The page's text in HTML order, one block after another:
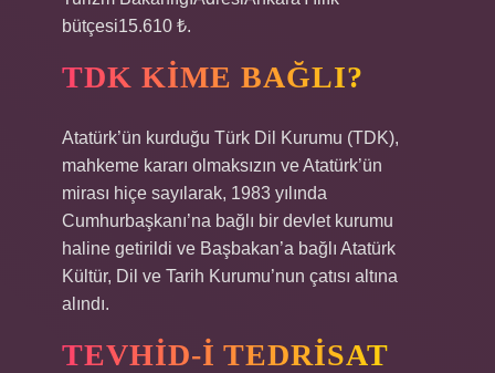
bütçesi15.610 ₺.
TDK KIME BAĞLI?
Atatürk’ün kurduğu Türk Dil Kurumu (TDK),
mahkeme kararı olmaksızın ve Atatürk’ün
mirası hiçe sayılarak, 1983 yılında
Cumhurbaşkanı’na bağlı bir devlet kurumu
haline getirildi ve Başbakan’a bağlı Atatürk
Kültür, Dil ve Tarih Kurumu’nun çatısı altına
alındı.
TEVHID-I TEDRISAT